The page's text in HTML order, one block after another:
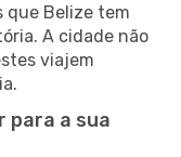
que Belize tem
A cidade não
viajem
para a sua